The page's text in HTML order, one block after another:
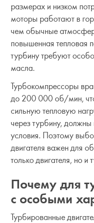
размерах и низком
моторы работают в
чем обычные
повышенная тепловая
турбину требуют
масла.
Турбокомпрессоры
до 200 000 об/мин, что
сильную тепловую
через турбину,
условия. Поэтому
двигателя важен для
только двигателя, но
Почему для
с особыми
Турбированные